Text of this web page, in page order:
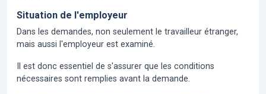
Situation de l'employeur
Dans les demandes, non seulement le travailleur étranger,
mais aussi l'employeur est examiné.
Il est donc essentiel de s'assurer que les conditions
nécessaires sont remplies avant la demande.